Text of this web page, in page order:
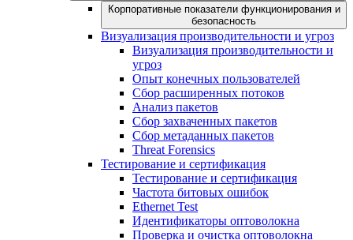
Корпоративные показатели функционирования и
безопасность
Визуализация производительности и угроз
Визуализация производительности и
угроз
Опыт конечных пользователей
Сбор расширенных потоков
Анализ пакетов
Сбор захваченных пакетов
Сбор метаданных пакетов
Threat Forensics
Тестирование и сертификация
Тестирование и сертификация
Частота битовых ошибок
Ethernet Test
Идентификаторы оптоволокна
Проверка и очистка оптоволокна